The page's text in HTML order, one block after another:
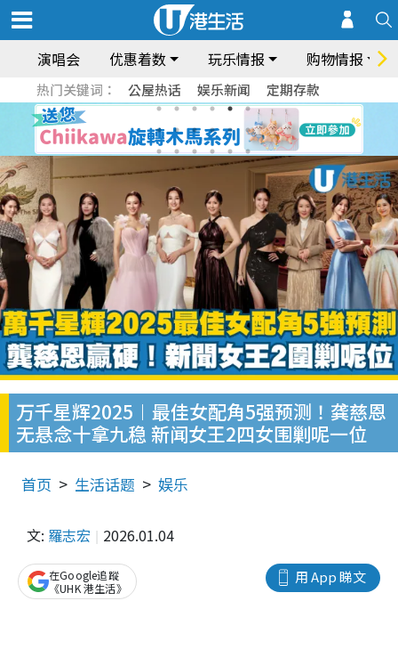
演唱会 优惠着数 玩乐情报 购物情报
热门关键词： 公屋热话 娱乐新闻 定期存款
万千星辉2025︱最佳女配角5强预测！龚慈恩
无悬念十拿九稳 新闻女王2四女围剿呢一位
首页 生活话题 娱乐
文: 羅志宏 2026.01.04
用 App 睇文
在Google追蹤
《UHK 港生活》